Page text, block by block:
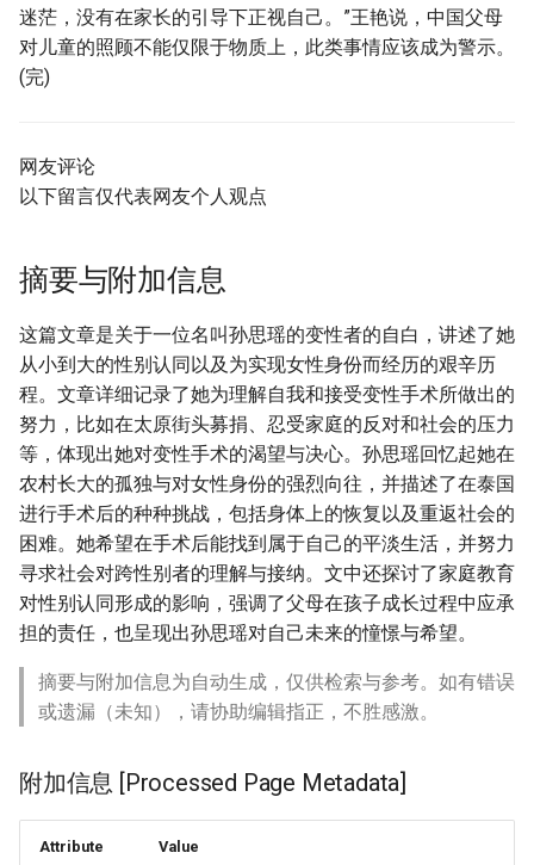
迷茫，没有在家长的引导下正视自己。”王艳说，中国父母
对儿童的照顾不能仅限于物质上，此类事情应该成为警示。
(完)
网友评论
以下留言仅代表网友个人观点
摘要与附加信息
这篇文章是关于一位名叫孙思瑶的变性者的自白，讲述了她
从小到大的性别认同以及为实现女性身份而经历的艰辛历
程。文章详细记录了她为理解自我和接受变性手术所做出的
努力，比如在太原街头募捐、忍受家庭的反对和社会的压力
等，体现出她对变性手术的渴望与决心。孙思瑶回忆起她在
农村长大的孤独与对女性身份的强烈向往，并描述了在泰国
进行手术后的种种挑战，包括身体上的恢复以及重返社会的
困难。她希望在手术后能找到属于自己的平淡生活，并努力
寻求社会对跨性别者的理解与接纳。文中还探讨了家庭教育
对性别认同形成的影响，强调了父母在孩子成长过程中应承
担的责任，也呈现出孙思瑶对自己未来的憧憬与希望。
摘要与附加信息为自动生成，仅供检索与参考。如有错误
或遗漏（未知），请协助编辑指正，不胜感激。
附加信息 [Processed Page Metadata]
Attribute Value